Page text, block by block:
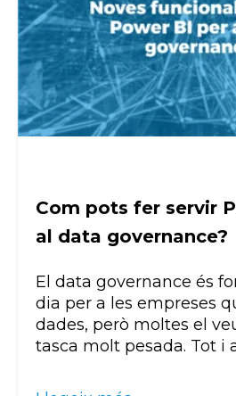
Com pots fer servir
al data governance?
El data governance és
dia per a les empreses
dades, però moltes el
tasca molt pesada. Tot i